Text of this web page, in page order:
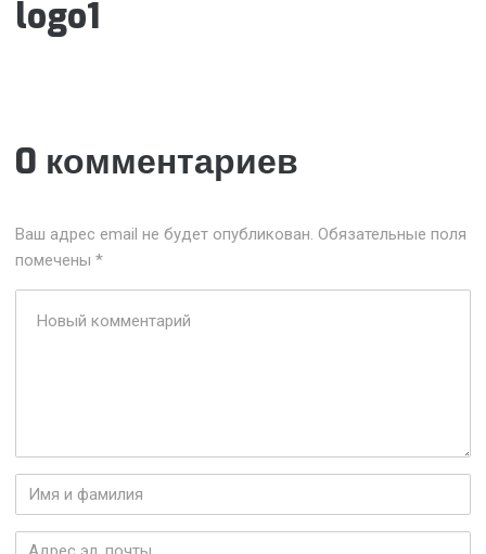
logo1
0 комментариев
Ваш адрес email не будет опубликован. Обязательные поля
помечены*
комментарий*
Имя
и
фамилия*
Адрес